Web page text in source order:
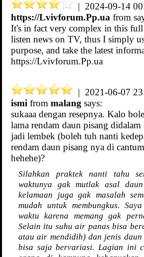
| 2024-09-14
https://Lvivforum.Pp.ua from
It's in fact very complex in this
listen news on TV, thus I simply
purpose, and take the latest
https://Lvivforum.Pp.ua
| 2021-06-07
ismi from malang says:
sukaaa dengan resepnya. Kalo
lama rendam daun pisang
jadi lembek (boleh tuh nanti
rendam daun pisang nya di
hehehe)?
Silahkan praktek nanti tahu
waktunya gak mutlak asal daun
kelamaan juga gak masalah
mudah untuk membungkus.
waktu karena memang gak
Selain itu suhu air panas bisa
atau air mendidih) dan jenis
bisa saja bervariasi. Lagian ini